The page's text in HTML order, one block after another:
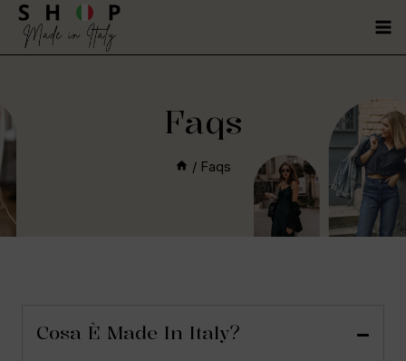
Faqs
/ Faqs
Cosa È Made In Italy?